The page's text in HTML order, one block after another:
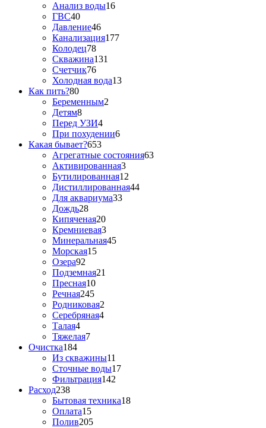
Анализ воды16
ГВС40
Давление46
Канализация177
Колодец78
Скважина131
Счетчик76
Холодная вода13
Как пить?80
Беременным2
Детям8
Перед УЗИ4
При похудении6
Какая бывает?653
Агрегатные состояния63
Активированная3
Бутилированная12
Дистиллированная44
Для аквариума33
Дождь28
Кипяченая20
Кремниевая3
Минеральная45
Морская15
Озера92
Подземная21
Пресная10
Речная245
Родниковая2
Серебряная4
Талая4
Тяжелая7
Очистка184
Из скважины11
Сточные воды17
Фильтрация142
Расход238
Бытовая техника18
Оплата15
Полив205